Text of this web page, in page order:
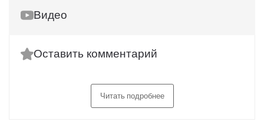
Видео
Оставить комментарий
Читать подробнее